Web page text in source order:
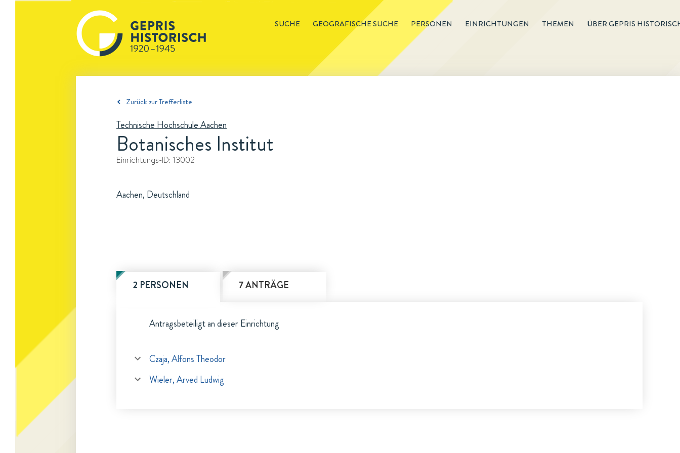
SUCHE GEOGRAFISCHE SUCHE PERSONEN EINRICHTUNGEN THEMEN ÜBER GEPRIS
Zurück zur Trefferliste
Technische Hochschule Aachen
Botanisches Institut
Einrichtungs-ID: 13002
Aachen, Deutschland
2 PERSONEN 7 ANTRÄGE
Antragsbeteiligt an dieser Einrichtung
Czaja, Alfons Theodor
Wieler, Arved Ludwig